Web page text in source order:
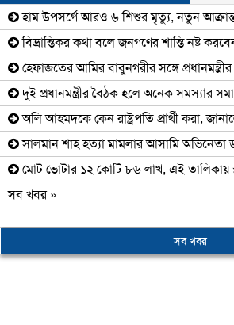
হাম উপসর্গে আরও ৬ শিশুর মৃত্যু, নতুন
বিভ্রান্তিকর কথা বলে জনগণের শান্তি নষ্ট করবেন
হেফাজতের আমির বাবুনগরীর সঙ্গে প্রধানমন্ত্রীর
দুই প্রধানমন্ত্রীর বৈঠক হলে অনেক সমস্যার
অলি আহমদকে কেন রাষ্ট্রপতি প্রার্থী করা,
সালমান শাহ হত্যা মামলার আসামি
মোট ভোটার ১২ কোটি ৮৬ লাখ, এই তালিকায়
সব খবর »
সব খবর